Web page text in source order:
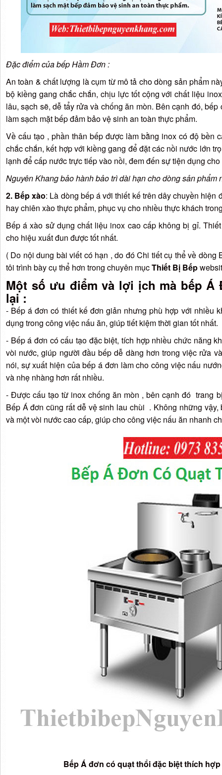
Đặc điểm của bếp Hầm Đơn :
An toàn & chất lượng là cụm từ mô tả cho dòng sản phẩm
bộ kiềng gang chắc chắn, chịu lực tốt cộng với chất liệu
lâu, sạch sẽ, dễ tẩy rửa và chống ăn mòn. Bên cạnh đó,
làm sạch mặt bếp đảm bảo vệ sinh an toàn thực phẩm.
Về cấu tạo , phần thân bếp được làm bằng inox có độ bền
chắc chắn, kết hợp với kiềng gang để đặt các nồi nước lớn
lạnh để cấp nước trực tiếp vào nồi, đem đến sự tiện dụng
Nguyên Khang bảo hành bảo trì dài hạn cho dòng sản phẩm
2. Bếp xào: Là dòng bếp á với thiết kế trên dây chuyền hiện
hay chiên xào thực phẩm, phục vụ cho nhiều thực khách
Bếp á xào sử dụng chất liệu inox cao cấp không bị gỉ.
cho hiệu xuất đun được tốt nhất.
( Do nội dung bài viết có hạn , do đó Chi tiết cụ thể về
tôi trình bày cụ thể hơn trong chuyên mụcThiết Bị Bếp
Một số ưu điểm và lợi ịch mà bếp Á
lại :
- Bếp á đơn có thiết kế đơn giản nhưng phù hợp với nhiều
dụng trong công việc nấu ăn, giúp tiết kiệm thời gian tốt nhất.
- Bếp á đơn có cấu tạo đặc biệt, tích hợp nhiều chức năng
vòi nước, giúp người đầu bếp dễ dàng hơn trong việc rửa
nói, sự xuất hiện của bếp á đơn làm cho công việc nấu
và nhẹ nhàng hơn rất nhiều.
- Được cấu tạo từ inox chống ăn mòn , bên cạnh đó trang
Bếp Á đơn cũng rất dễ vệ sinh lau chùi . Không những
và một vòi nước cao cấp, giúp cho công việc nấu ăn nhanh
Bếp Á đơn có quạt thổi đặc biệt thích